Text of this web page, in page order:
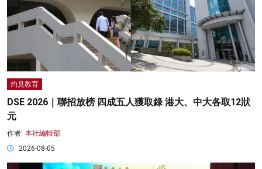
灼見教育
DSE 2026｜聯招放榜 四成五人獲取錄 港大、中大各取12狀
元
作者: 本社編輯部
2026-08-05